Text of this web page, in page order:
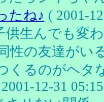
たね♪ ( 2001-
供生んでも変
性の友達がい
くるのがヘタ
12-31